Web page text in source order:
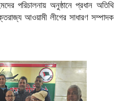
পরিচালনায় অনুষ্ঠানে প্রধান অতিথি
আওয়ামী লীগের সাধারণ সম্পাদক